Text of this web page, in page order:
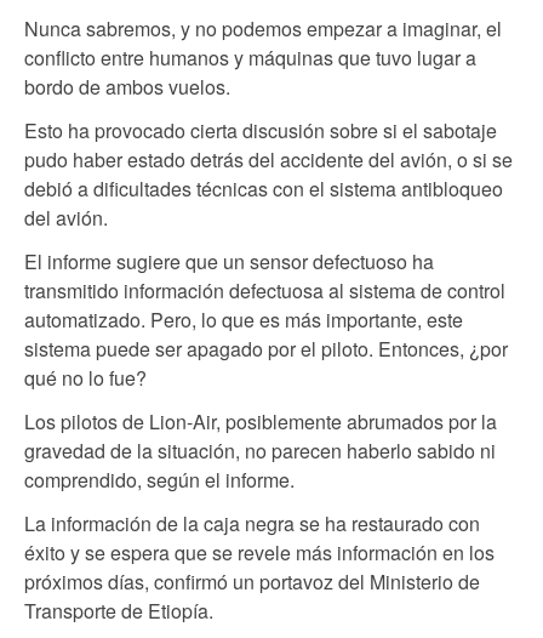
Nunca sabremos, y no podemos empezar a imaginar, el
conflicto entre humanos y máquinas que tuvo lugar a
bordo de ambos vuelos.
Esto ha provocado cierta discusión sobre si el sabotaje
pudo haber estado detrás del accidente del avión, o si se
debió a dificultades técnicas con el sistema antibloqueo
del avión.
El informe sugiere que un sensor defectuoso ha
transmitido información defectuosa al sistema de control
automatizado. Pero, lo que es más importante, este
sistema puede ser apagado por el piloto. Entonces, ¿por
qué no lo fue?
Los pilotos de Lion-Air, posiblemente abrumados por la
gravedad de la situación, no parecen haberlo sabido ni
comprendido, según el informe.
La información de la caja negra se ha restaurado con
éxito y se espera que se revele más información en los
próximos días, confirmó un portavoz del Ministerio de
Transporte de Etiopía.